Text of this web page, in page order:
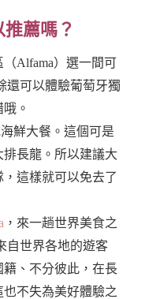
薦嗎？
Alfama）選一間可
還可以體驗葡萄牙獨
。
鮮大餐。這個可是
長龍。所以建議大
這樣就可以免去了
，來一趟世界美食之
自世界各地的遊客
籍、不分彼此，在長
不失為美好體驗之